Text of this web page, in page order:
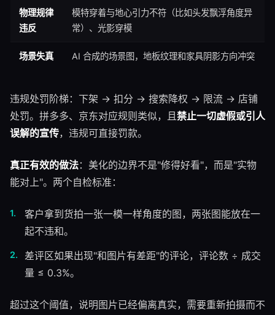
物理规律
违反
模特穿着与地心引力不符（比如头发飘浮角度异
常）、光影穿模
场景失真 AI 合成的场景图，地板纹理和家具阴影方向冲突
违规处罚阶梯：下架 → 扣分 → 搜索降权 → 限流 → 店铺
处罚。拼多多、京东对应规则类似，且禁止一切虚假或引人
误解的宣传，违规可直接罚款。
真正有效的做法：美化的边界不是"修得好看"，而是"实物
能对上"。两个自检标准：
客户拿到货拍一张一模一样角度的图，两张图能放在一
起不违和。
差评区如果出现"和图片有差距"的评论，评论数 ÷ 成交
量 ≤ 0.3%。
超过这个阈值，说明图片已经偏离真实，需要重新拍摄而不